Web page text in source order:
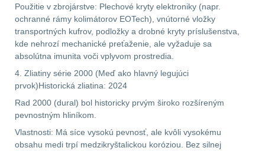
.2210
.223 (5.56mm)9
.243 .260 (6.5mm)
.270 .280 (7mm)
.30 .308 (7.62mm)
Použitie v zbrojárstve: Plechové kryty elektroniky (napr.
ochranné rámy kolimátorov EOTech), vnútorné vložky
transportných kufrov, podložky a drobné kryty príslušenstva,
kde nehrozí mechanické preťaženie, ale vyžaduje sa
absolútna imunita voči vplyvom prostredia.
4. Zliatiny série 2000 (Meď ako hlavný legujúci
prvok)Historická zliatina: 2024
Rad 2000 (dural) bol historicky prvým široko rozšíreným
pevnostným hliníkom.
Vlastnosti: Má síce vysokú pevnosť, ale kvôli vysokému
obsahu medi trpí medzikryštalickou koróziou. Bez silnej